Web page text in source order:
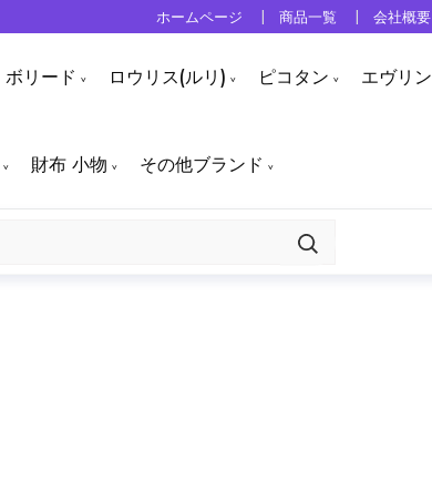
ホームページ 商品一覧 会社概要
ボリード ロウリス(ルリ) ピコタン エヴリン
財布 小物 その他ブランド